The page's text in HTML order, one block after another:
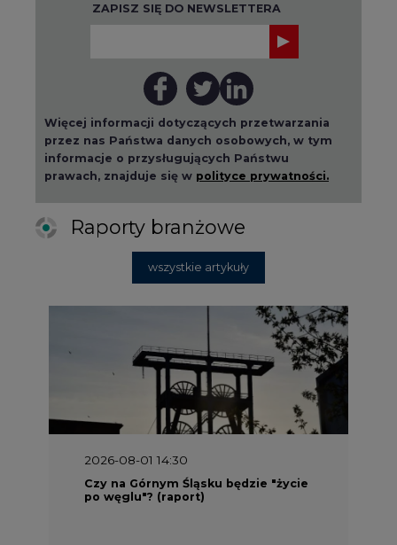
ZAPISZ SIĘ DO NEWSLETTERA
Więcej informacji dotyczących przetwarzania
przez nas Państwa danych osobowych, w tym
informacje o przysługujących Państwu
prawach, znajduje się w polityce prywatności.
Raporty branżowe
wszystkie artykuły
2026-08-01 14:30
Czy na Górnym Śląsku będzie "życie
po węglu"? (raport)